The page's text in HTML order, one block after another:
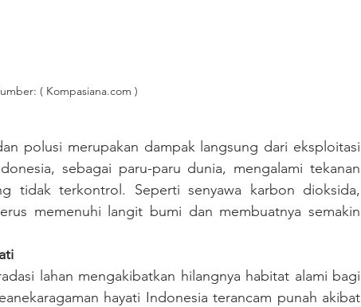
( Kompasiana.com )
sebagai paru-paru dunia, mengalami tekanan
tidak terkontrol. Seperti senyawa karbon dioksida,
memenuhi langit bumi dan membuatnya semakin
hayati Indonesia terancam punah akibat